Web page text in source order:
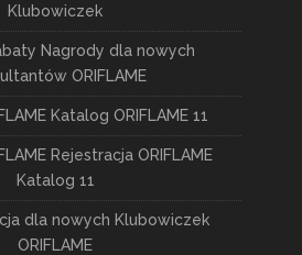
Klubowiczek
Nagrody dla nowych
ORIFLAME
Katalog ORIFLAME 11
Rejestracja ORIFLAME
Katalog 11
dla nowych Klubowiczek
ORIFLAME